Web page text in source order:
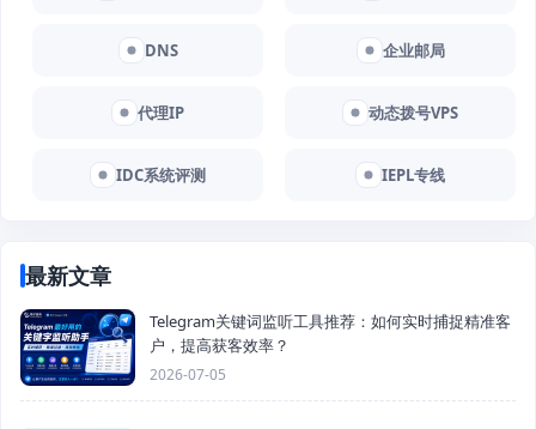
DNS 企业邮局
代理IP 动态拨号VPS
IDC系统评测 IEPL专线
最新文章
Telegram关键词监听工具推荐：如何实时捕捉精准客
户，提高获客效率？
2026-07-05